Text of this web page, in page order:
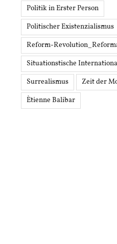
Politik in Erster Person
Politischer Existenzialismus
Reform-
Situationstische
Surrealismus
Zeit der
Ètienne Balibar